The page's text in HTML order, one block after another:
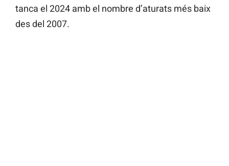
tanca el 2024 amb el nombre d’aturats més baix
des del 2007.